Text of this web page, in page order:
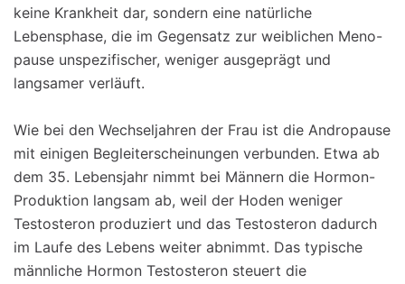
keine Krankheit dar, sondern eine natürliche
Lebensphase, die im Gegensatz zur weiblichen Meno-
pause unspezifischer, weniger ausgeprägt und
langsamer verläuft.
Wie bei den Wechseljahren der Frau ist die Andropause
mit einigen Begleiterscheinungen verbunden. Etwa ab
dem 35. Lebensjahr nimmt bei Männern die Hormon-
Produktion langsam ab, weil der Hoden weniger
Testosteron produziert und das Testosteron dadurch
im Laufe des Lebens weiter abnimmt. Das typische
männliche Hormon Testosteron steuert die